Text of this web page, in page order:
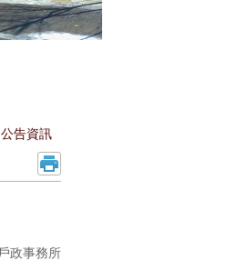
公告資訊
政事務所